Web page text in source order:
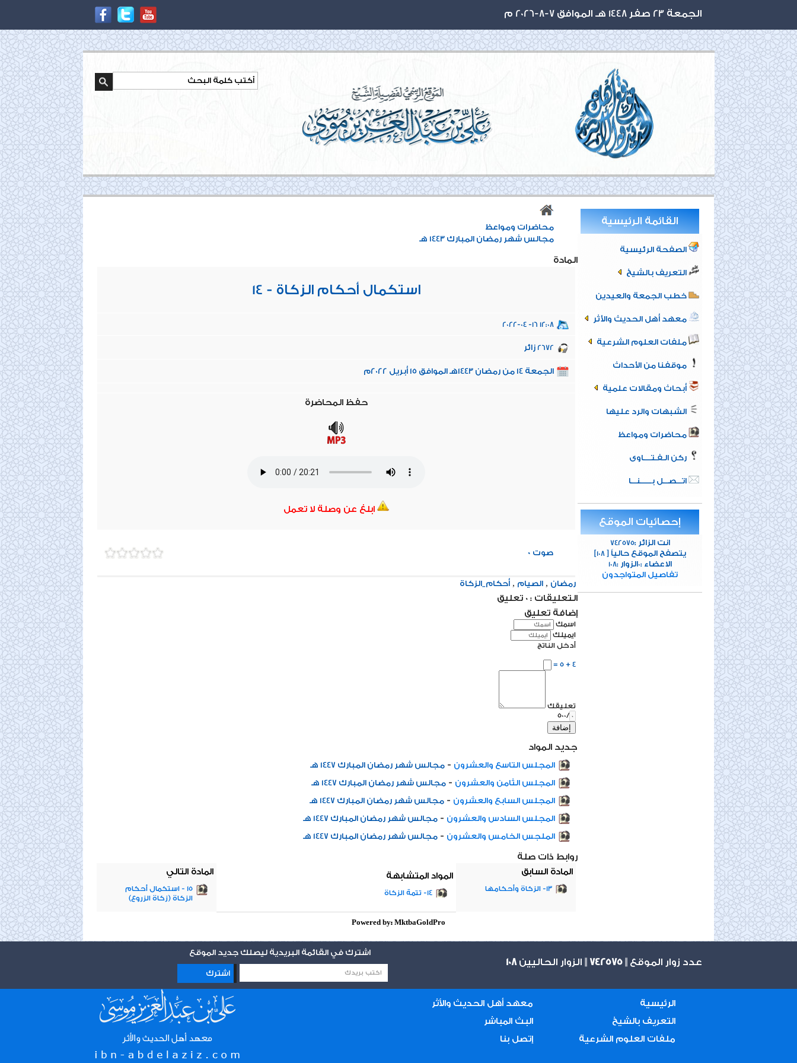
الجمعة 23 صفر 1448 هـ الموافق 7-8-2026 م
القائمة الرئيسية
الصفحة الرئيسية
التعريف بالشيخ
خطب الجمعة والعيدين
معهد أهل الحديث والأثر
ملفات العلوم الشرعية
موقفنا من الأحداث
أبحاث ومقالات علمية
الشبهات والرد عليها
محاضرات ومواعظ
ركن الـفـتــــاوى
اتـــصـــل بــــــنـــا
إحصائيات الموقع
انت الزائر :742575
[يتصفح الموقع حالياً [108
الاعضاء :0الزوار :108
تفاصيل المتواجدون
محاضرات ومواعظ
مجالس شهر رمضان المبارك 1443 هـ
المادة
14 - استكمال أحكام الزكاة
2022-04 -16 12:08
2672 زائر
الجمعة 14 من رمضان 1443هـ الموافق 15 أبريل 2022م
حفظ المحاضرة
ابلغ عن وصلة لا تعمل
0 صوت
رمضان , الصيام , أحكام_الزكاة
التعليقات : 0 تعليق
إضافة تعليق
اسمك
ايميلك
أدخل الناتج
4 + 5 =
تعليقك
/500
إضافة
جديد المواد
المجلس التاسع والعشرون - مجالس شهر رمضان المبارك 1447 هـ
المجلس الثامن والعشرون - مجالس شهر رمضان المبارك 1447 هـ
المجلس السابع والعشرون - مجالس شهر رمضان المبارك 1447 هـ
المجلس السادس والعشرون - مجالس شهر رمضان المبارك 1447 هـ
الملجس الخامس والعشرون - مجالس شهر رمضان المبارك 1447 هـ
روابط ذات صلة
المادة السابق
13- الزكاة وأحكامها
المواد المتشابهة
14- تتمة الزكاة
المادة التالي
15 - استكمال أحكام
الزكاة (زكاة الزروع)
Powered by: MktbaGoldPro
عدد زوار الموقع || 742575 || الزوار الحاليين108
اشترك في القائمة البريدية ليصلك جديد الموقع
الرئيسية
التعريف بالشيخ
ملفات العلوم الشرعية
معهد أهل الحديث والأثر
البث المباشر
إتصل بنا